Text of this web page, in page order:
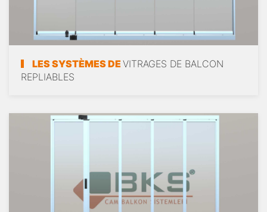
LES SYSTÈMES DEVITRAGES DE BALCON
REPLIABLES